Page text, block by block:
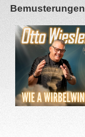
Bemusterungen